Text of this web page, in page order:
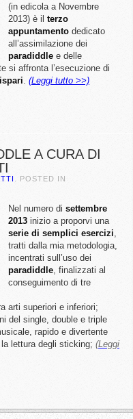
(in edicola a Novembre
2013) è il terzo
appuntamento dedicato
all’assimilazione dei
paradiddle e delle
si affronta l’esecuzione di
. (Leggi tutto >>)
A CURA DI
. POSTED IN
Nel numero di settembre
2013 inizio a proporvi una
serie di semplici esercizi,
tratti dalla mia metodologia,
incentrati sull’uso dei
paradiddle, finalizzati al
conseguimento di tre
arti superiori e inferiori;
del single, double e triple
rapido e divertente
lettura degli sticking; (Leggi